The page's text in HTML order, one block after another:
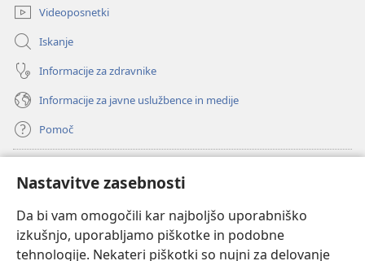
Nastavitve zasebnosti
Da bi vam omogočili kar najboljšo uporabniško
izkušnjo, uporabljamo piškotke in podobne
tehnologije. Nekateri piškotki so nujni za delovanje
Videoposnetki
Iskanje
Informacije za zdravnike
Informacije za javne uslužbence in medije
Pomoč
(odpre
novo
okno) Watchtowerjeva SPLETNA KNJIŽNICA™
(odpre
novo
okno) JW Hub